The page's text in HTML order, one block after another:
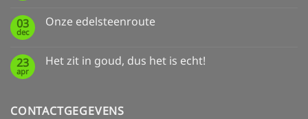
How
bijzondere
ring
03
dec
Onze edelsteenroute
Onze
edelsteenroute
23
apr
Het zit in goud, dus het is echt!
zit
CONTACTGEGEVENS